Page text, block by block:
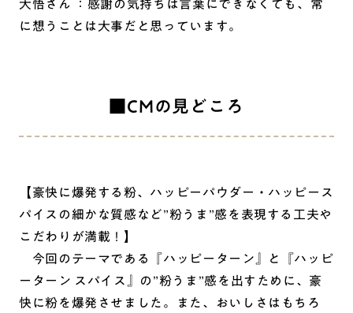
大悟さん ：感謝の気持ちは言葉にできなくても、常
に想うことは大事だと思っています。
■CMの見どころ
【豪快に爆発する粉、ハッピーパウダー・ハッピース
パイスの細かな質感など”粉うま”感を表現する工夫や
こだわりが満載！】
今回のテーマである『ハッピーターン』と『ハッピ
ーターン スパイス』の”粉うま”感を出すために、豪
快に粉を爆発させました。また、おいしさはもちろ